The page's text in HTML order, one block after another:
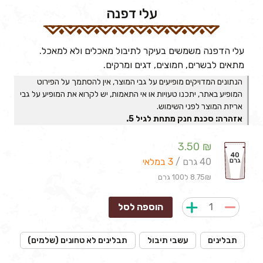
עלי דפנה
עלי הדפנה משמשים בעיקר לתיבול מאכלים ולא למאכל.
מתאים לבשרים, חמוצים, דגים ומרקים.
הנתונים המדויקים מופיעים על גבי המוצר, אין להסתמך על הפירוט
המופיע באתר, יתכנו טעויות או אי התאמות, יש לקרוא את המופיע על גבי
אריזת המוצר לפני השימוש.
אזהרה: סכנת חנק מתחת לגיל 5.
3.50 ₪
40 גרם / 3 במלאי
8.75₪ ל100 גרם
הוספה לסל
תבלינים עשבי תיבול תבלינים לא טחונים (שלמים)